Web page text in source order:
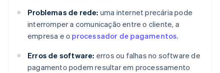
Problemas de rede: uma internet precária pode
interromper a comunicação entre o cliente, a
empresa e o processador de pagamentos.
Erros de software: erros ou falhas no software de
pagamento podem resultar em processamento